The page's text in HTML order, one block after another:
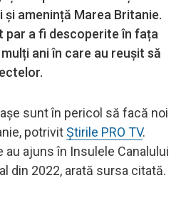
și amenință Marea Britanie.
par a fi descoperite în fața
ani în care au reușit să
sunt în pericol să facă noi
potrivitȘtirile PRO TV.
ajuns în Insulele Canalului
din 2022, arată sursa citată.